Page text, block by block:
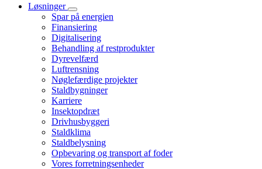
Løsninger
Spar på energien
Finansiering
Digitalisering
Behandling af restprodukter
Dyrevelfærd
Luftrensning
Nøglefærdige projekter
Staldbygninger
Karriere
Insektopdræt
Drivhusbyggeri
Staldklima
Staldbelysning
Opbevaring og transport af foder
Vores forretningsenheder